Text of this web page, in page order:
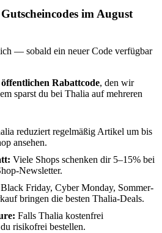
im August
— sobald ein neuer Code verfügbar
Rabattcode, den wir
sparst du bei Thalia auf mehreren
reduziert regelmäßig Artikel um bis
ansehen.
Viele Shops schenken dir 5–15% bei
Newsletter.
Black Friday, Cyber Monday, Sommer-
bringen die besten Thalia-Deals.
Falls Thalia kostenfrei
risikofrei bestellen.